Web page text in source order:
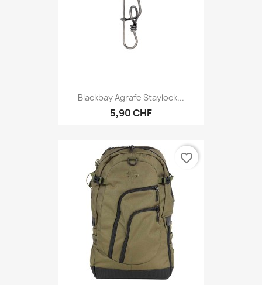
Blackbay Agrafe Staylock...
5,90 CHF
favorite_border